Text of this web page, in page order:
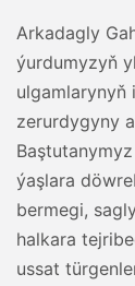
Arkadagly
ýurdumyzyň
ulgamlarynyň
zerurdygyny
ýaşlara
bermegi,
halkara
ussat